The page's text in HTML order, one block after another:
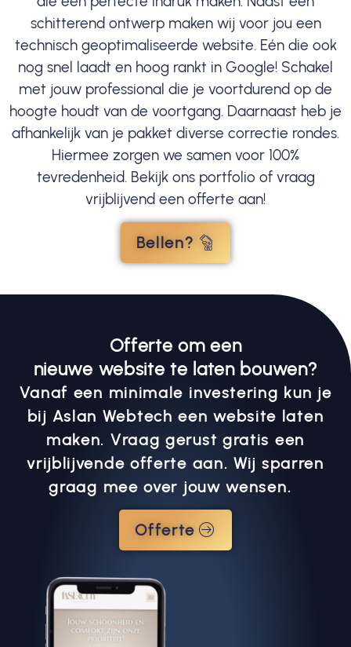
schitterend ontwerp maken wij voor jou een
technisch geoptimaliseerde website. Eén die ook
nog snel laadt en hoog rankt in Google! Schakel
met jouw professional die je voortdurend op de
hoogte houdt van de voortgang. Daarnaast heb je
afhankelijk van je pakket diverse correctie rondes.
Hiermee zorgen we samen voor 100%
tevredenheid. Bekijk ons portfolio of vraag
vrijblijvend een offerte aan!
Bellen?
Offerte om een
nieuwe website te laten bouwen?
Vanaf een minimale investering kun je
bij Aslan Webtech een website laten
maken. Vraag gerust gratis een
vrijblijvende offerte aan. Wij sparren
graag mee over jouw wensen.
Offerte